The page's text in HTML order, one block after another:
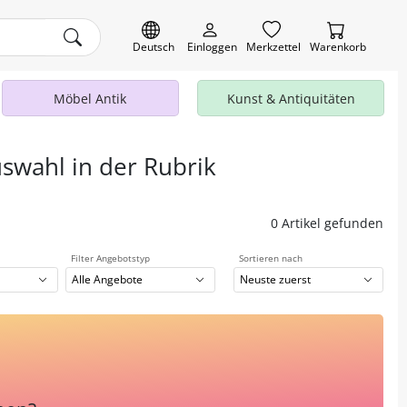
Deutsch Einloggen Merkzettel Warenkorb
Möbel Antik Kunst & Antiquitäten
in der Rubrik
0 Artikel gefunden
Filter Angebotstyp
Alle Angebote
Sortieren nach
Neuste zuerst